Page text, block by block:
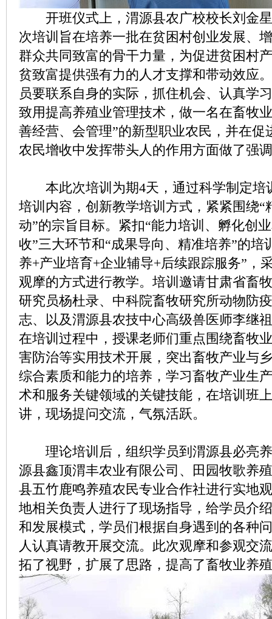
开班仪式上，渭源县农广校校长刘金星
次培训旨在培养一批在贫困村创业发展、
群众共同致富的骨干力量，为促进贫困村
贫致富提供强有力的人才支撑和带动效应
员要联系自身的实际，抓住机会、认真学
致用提高养殖业管理技术，做一名在畜牧
善经营、会管理”的新型职业农民，并在促
农民增收中发挥带头人的作用方面做了强
本此次培训为期4天，通过科学制定培
培训内容，创新教学培训方式，紧紧围绕“
动”的宗旨目标。紧扣“能力培训、孵化创
收”三大环节和“成果导向、精准培养”的培
养+产业培育+企业辅导+后续跟踪服务”，
观摩的方式进行教学。培训邀请甘肃省畜
研究员杨杜录、中科院畜牧研究所动物防
志、以及渭源县农技中心高级兽医师李继
在培训过程中，授课老师们重点围绕畜牧
害防治等实用技术开展，突出畜牧产业与
综合素质和能力的培养，学习畜牧产业生
术和服务关键领域的关键技能，在培训班
讲，现场提问交流，气氛活跃。
理论培训后，组织学员到渭源县必亮养
源县鑫顶渭丰农业有限公司、田园牧歌养
县五竹鹿鸣养殖农民专业合作社进行实地
地相关负责人进行了现场指导，给学员介
和发展模式，学员们根据自身遇到的各种
人认真请教开展交流。此次观摩和参观交
拓了视野，扩展了思路，提高了畜牧业养